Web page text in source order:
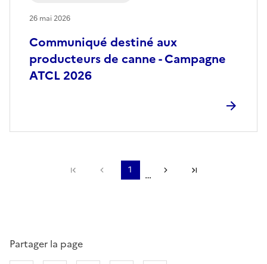
Communiqué destiné aux
producteurs de canne - Campagne
ATCL 2026
26 mai 2026
Première pagePage précédente
1 … Page suivante
Partager la page